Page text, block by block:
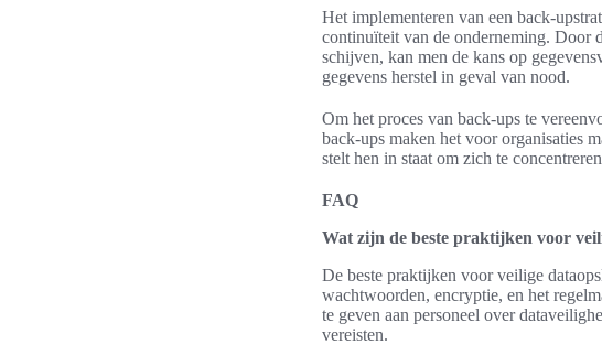
Het implementeren van een back-
continuïteit van de onderneming. Door
schijven, kan men de kans op
gegevens herstel in geval van nood.
Om het proces van back-ups te
back-ups maken het voor organisaties
stelt hen in staat om zich te
FAQ
Wat zijn de beste praktijken voor
De beste praktijken voor veilige
wachtwoorden, encryptie, en het
te geven aan personeel over
vereisten.